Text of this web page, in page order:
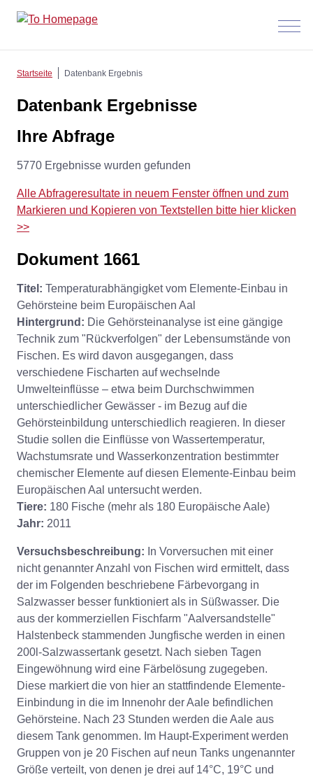
Menü
Startseite Datenbank Ergebnis
Datenbank Ergebnisse
Ihre Abfrage
5770 Ergebnisse wurden gefunden
Alle Abfrageresultate in neuem Fenster öffnen und zum
Markieren und Kopieren von Textstellen bitte hier klicken
>>
Dokument 1661
Titel: Temperaturabhängigket vom Elemente-Einbau in
Gehörsteine beim Europäischen Aal
Hintergrund: Die Gehörsteinanalyse ist eine gängige
Technik zum "Rückverfolgen" der Lebensumstände von
Fischen. Es wird davon ausgegangen, dass
verschiedene Fischarten auf wechselnde
Umwelteinflüsse – etwa beim Durchschwimmen
unterschiedlicher Gewässer - im Bezug auf die
Gehörsteinbildung unterschiedlich reagieren. In dieser
Studie sollen die Einflüsse von Wassertemperatur,
Wachstumsrate und Wasserkonzentration bestimmter
chemischer Elemente auf diesen Elemente-Einbau beim
Europäischen Aal untersucht werden.
Tiere: 180 Fische (mehr als 180 Europäische Aale)
Jahr: 2011
Versuchsbeschreibung: In Vorversuchen mit einer
nicht genannter Anzahl von Fischen wird ermittelt, dass
der im Folgenden beschriebene Färbevorgang in
Salzwasser besser funktioniert als in Süßwasser. Die
aus der kommerziellen Fischfarm "Aalversandstelle"
Halstenbeck stammenden Jungfische werden in einen
200l-Salzwassertank gesetzt. Nach sieben Tagen
Eingewöhnung wird eine Färbelösung zugegeben.
Diese markiert die von hier an stattfindende Elemente-
Einbindung in die im Innenohr der Aale befindlichen
Gehörsteine. Nach 23 Stunden werden die Aale aus
diesem Tank genommen. Im Haupt-Experiment werden
Gruppen von je 20 Fischen auf neun Tanks ungenannter
Größe verteilt, von denen je drei auf 14°C, 19°C und